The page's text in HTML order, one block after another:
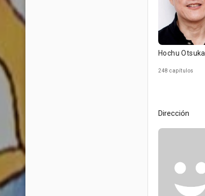
Hochu Otsuka
248 capítulos
Dirección